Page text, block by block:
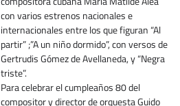
con varios estrenos nacionales e
internacionales entre los que figuran “Al
partir” ;”A un niño dormido”, con versos de
Gertrudis Gómez de Avellaneda, y “Negra
triste”.
Para celebrar el cumpleaños 80 del
compositor y director de orquesta Guido